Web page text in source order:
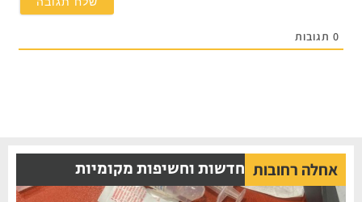
תגובות
אחלה רחובות חדשות וחשיפות מקומיות